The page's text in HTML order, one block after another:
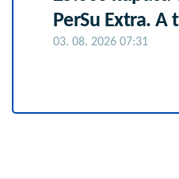
PerSu Extra. A
03. 08. 2026 07:31